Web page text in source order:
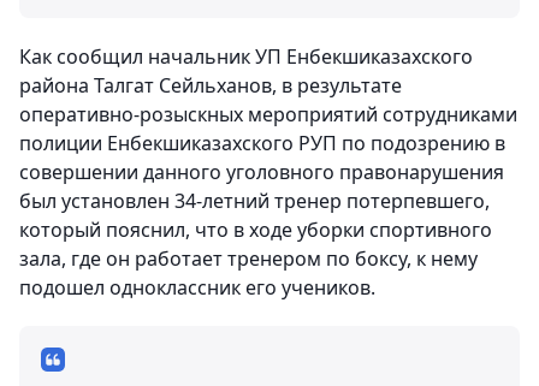
Как сообщил начальник УП Енбекшиказахского
района Талгат Сейльханов, в результате
оперативно-розыскных мероприятий сотрудниками
полиции Енбекшиказахского РУП по подозрению в
совершении данного уголовного правонарушения
был установлен 34-летний тренер потерпевшего,
который пояснил, что в ходе уборки спортивного
зала, где он работает тренером по боксу, к нему
подошел одноклассник его учеников.